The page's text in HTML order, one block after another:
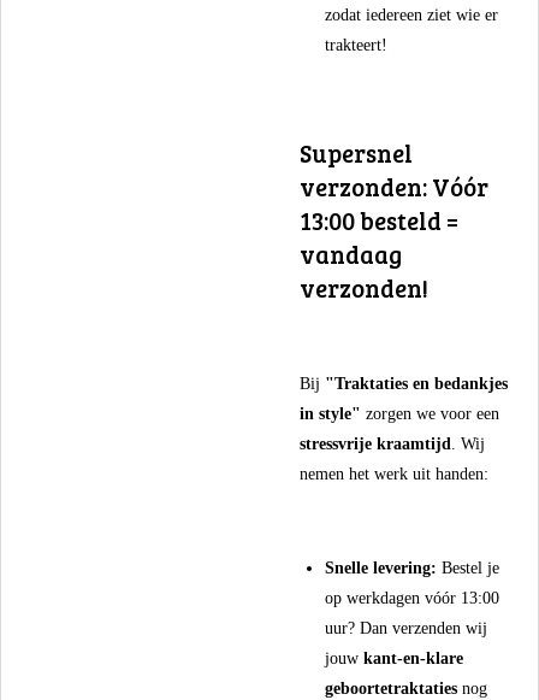
zodat iedereen ziet wie er
trakteert!
​Supersnel
verzonden: Vóór
13:00 besteld =
vandaag
verzonden!
​Bij "Traktaties en bedankjes
in style" zorgen we voor een
stressvrije kraamtijd. Wij
nemen het werk uit handen:
Snelle levering: Bestel je
op werkdagen vóór 13:00
uur? Dan verzenden wij
jouw kant-en-klare
geboortetraktaties nog